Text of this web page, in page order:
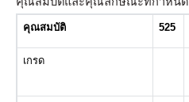
คุณสมบัติ 525
เกรด